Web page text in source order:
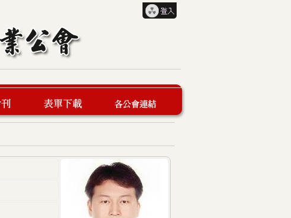
表單下載 各公會連結